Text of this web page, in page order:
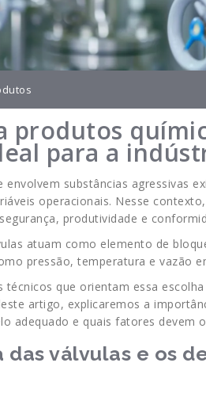
produtos
para a
envolvem substâncias agressivas
operacionais. Nesse
produtividade e
atuam como elemento de
pressão, temperatura e vazão
técnicos que orientam essa
artigo, explicaremos a
adequado e quais fatores devem
válvulas e os